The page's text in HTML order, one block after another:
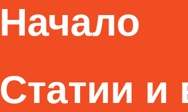
Начало
Статии и